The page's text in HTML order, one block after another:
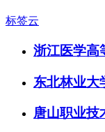
标签云
浙江医学高
东北林业大
唐山职业技